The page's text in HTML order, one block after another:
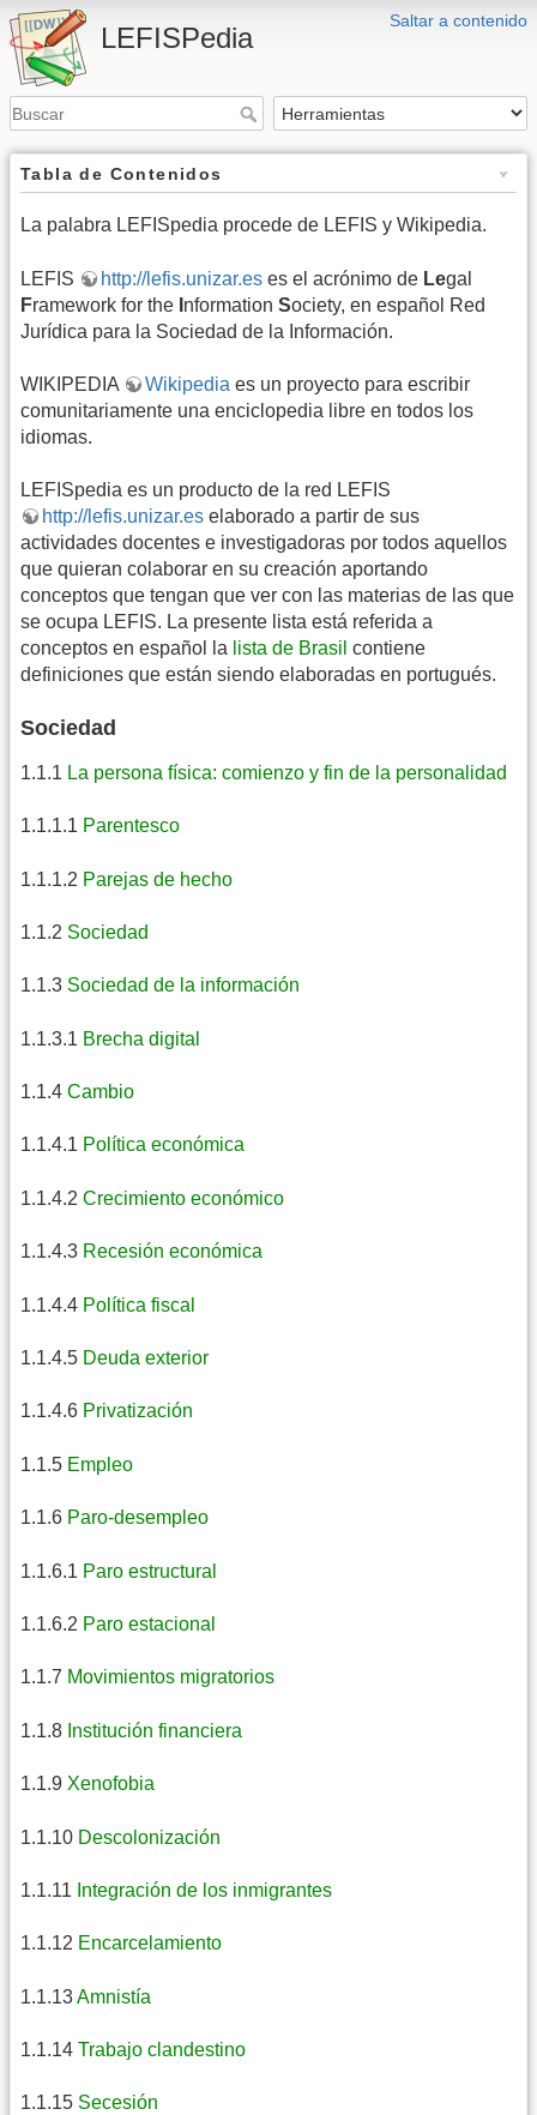
Saltar a contenido
LEFISPedia
Tabla de Contenidos
La palabra LEFISpedia procede de LEFIS y Wikipedia.
LEFIS http://lefis.unizar.es es el acrónimo de Legal
Framework for the nformation Society, en español Red
Jurídica para la Sociedad de la Información.
WIKIPEDIA Wikipedia es un proyecto para escribir
comunitariamente una enciclopedia libre en todos los
idiomas.
LEFISpedia es un producto de la red LEFIS
http://lefis.unizar.es elaborado a partir de sus
actividades docentes e investigadoras por todos aquellos
que quieran colaborar en su creación aportando
conceptos que tengan que ver con las materias de las que
se ocupa LEFIS. La presente lista está referida a
conceptos en español la lista de Brasil contiene
definiciones que están siendo elaboradas en portugués.
Sociedad
1.1.1 La persona física: comienzo y fin de la personalidad
1.1.1.1 Parentesco
1.1.1.2 Parejas de hecho
1.1.2 Sociedad
1.1.3 Sociedad de la información
1.1.3.1 Brecha digital
1.1.4 Cambio
1.1.4.1 Política económica
1.1.4.2 Crecimiento económico
1.1.4.3 Recesión económica
1.1.4.4 Política fiscal
1.1.4.5 Deuda exterior
1.1.4.6 Privatización
1.1.5 Empleo
1.1.6 Paro-desempleo
1.1.6.1 Paro estructural
1.1.6.2 Paro estacional
1.1.7 Movimientos migratorios
1.1.8 Institución financiera
1.1.9 Xenofobia
1.1.10 Descolonización
1.1.11 Integración de los inmigrantes
1.1.12 Encarcelamiento
1.1.13Amnistía
1.1.14 Trabajo clandestino
1.1.15 Secesión